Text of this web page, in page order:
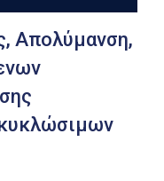
Απολύμανση,